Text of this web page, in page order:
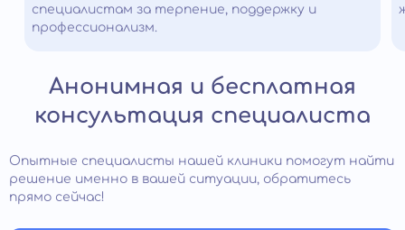
специалистам за терпение, поддержку и
профессионализм.
Анонимная и бесплатная
консультация специалиста
Опытные специалисты нашей клиники помогут найти
решение именно в вашей ситуации, обратитесь
прямо сейчас!